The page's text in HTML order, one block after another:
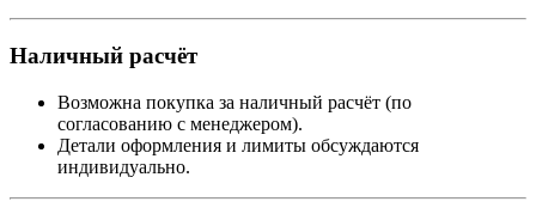
Наличный расчёт
Возможна покупка за наличный расчёт (по
согласованию с менеджером).
Детали оформления и лимиты обсуждаются
индивидуально.